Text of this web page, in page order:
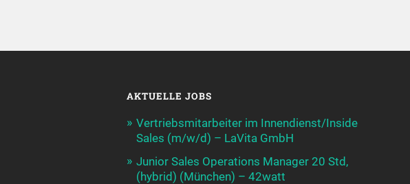
AKTUELLE JOBS
Vertriebsmitarbeiter im Innendienst/Inside
Sales (m/w/d) – LaVita GmbH
Junior Sales Operations Manager 20 Std,
(hybrid) (München) – 42watt